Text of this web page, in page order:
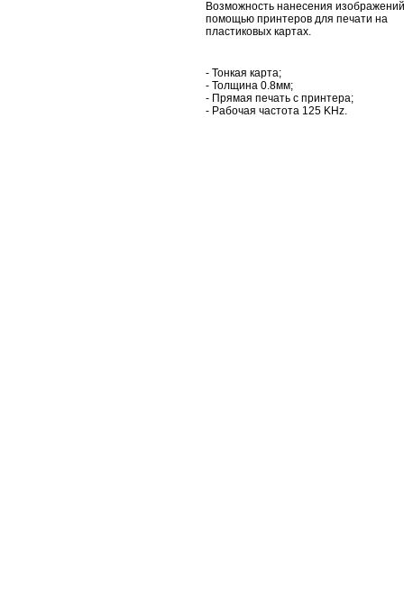
Возможность нанесения
помощью принтеров для печати на
пластиковых картах.
- Тонкая карта;
- Толщина 0.8мм;
- Прямая печать с принтера;
- Рабочая частота 125 KHz.